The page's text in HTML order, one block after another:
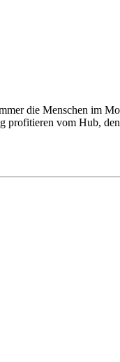
die Menschen im
profitieren vom Hub,